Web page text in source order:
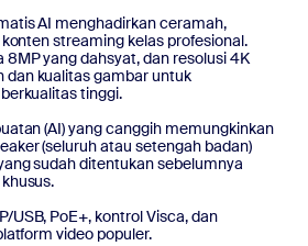
AI menghadirkan ceramah,
streaming kelas profesional.
8MP yang dahsyat, dan resolusi 4K
dan kualitas gambar untuk
tinggi.
(AI) yang canggih memungkinkan
(seluruh atau setengah badan)
sudah ditentukan sebelumnya
PoE+, kontrol Visca, dan
video populer.